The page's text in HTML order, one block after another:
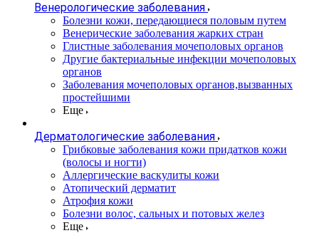
Венерологические заболевания
Болезни кожи, передающиеся половым путем
Венерические заболевания жарких стран
Глистные заболевания мочеполовых органов
Другие бактериальные инфекции мочеполовых
органов
Заболевания мочеполовых органов,вызванных
простейшими
Еще
Дерматологические заболевания
Грибковые заболевания кожи придатков кожи
(волосы и ногти)
Аллергические васкулиты кожи
Атопический дерматит
Атрофия кожи
Болезни волос, сальных и потовых желез
Еще